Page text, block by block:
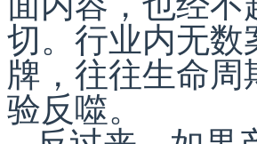
切。行业内无
牌，往往生命
验反噬。